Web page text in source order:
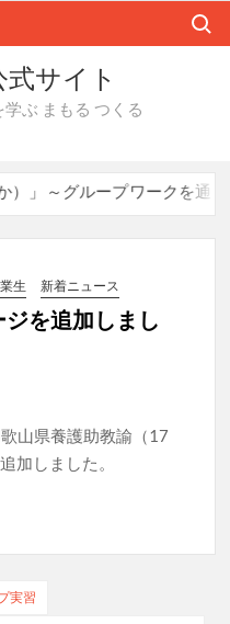
サイト
ぶ まもる つくる
」～グループワークを通し
生 新着ニュース
を追加しまし
山県養護助教諭（17
加しました。
実習